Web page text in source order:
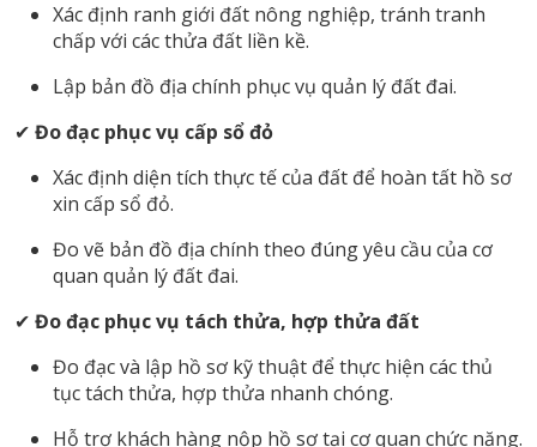
Xác định ranh giới đất nông nghiệp, tránh tranh
chấp với các thửa đất liền kề.
Lập bản đồ địa chính phục vụ quản lý đất đai.
✔ Đo đạc phục vụ cấp sổ đỏ
Xác định diện tích thực tế của đất để hoàn tất hồ sơ
xin cấp sổ đỏ.
Đo vẽ bản đồ địa chính theo đúng yêu cầu của cơ
quan quản lý đất đai.
✔ Đo đạc phục vụ tách thửa, hợp thửa đất
Đo đạc và lập hồ sơ kỹ thuật để thực hiện các thủ
tục tách thửa, hợp thửa nhanh chóng.
Hỗ trợ khách hàng nộp hồ sơ tại cơ quan chức năng.